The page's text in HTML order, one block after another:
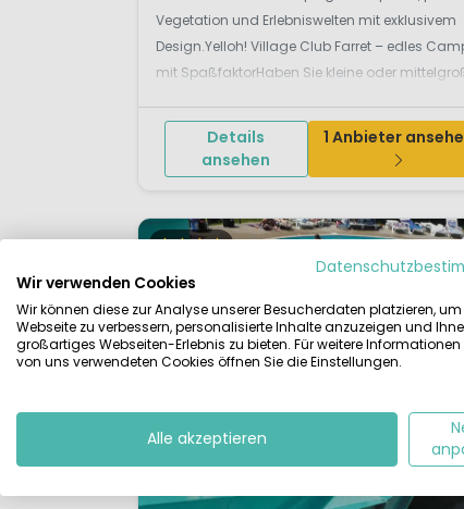
Vegetation und Erlebniswelten mit exklusivem
Design.Yelloh! Village Club Farret – edles
mit SpaßfaktorHaben Sie kleine oder
werden sie begeistert um den riesigen
Details
ansehen
1 Anbieter
Wir verwenden Cookies
Wir können diese zur Analyse unserer Besucherdaten platzieren,
Webseite zu verbessern, personalisierte Inhalte anzuzeigen und
großartiges Webseiten-Erlebnis zu bieten. Für weitere Informationen
von uns verwendeten Cookies öffnen Sie die Einstellungen.
Alle akzeptieren